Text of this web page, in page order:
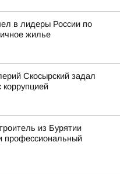
в лидеры России по
жилье
Скосырский задал
коррупцией
из Бурятии
профессиональный